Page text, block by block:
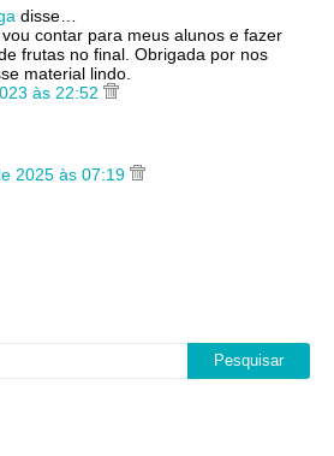
disse…
contar para meus alunos e fazer
frutas no final. Obrigada por nos
material lindo.
às 22:52
2025 às 07:19